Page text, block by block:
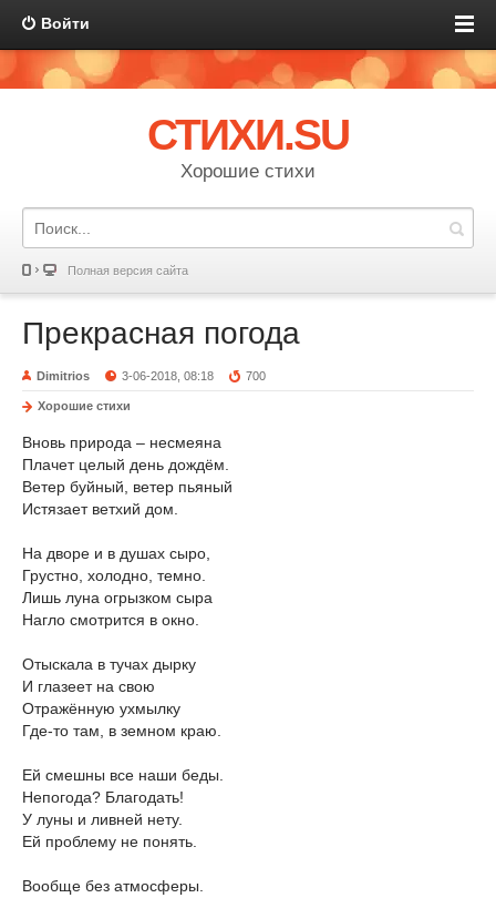
Войти
СТИХИ.SU
Хорошие стихи
Полная версия сайта
Прекрасная погода
Dimitrios 3-06-2018, 08:18 700
Хорошие стихи
Вновь природа – несмеяна
Плачет целый день дождём.
Ветер буйный, ветер пьяный
Истязает ветхий дом.
На дворе и в душах сыро,
Грустно, холодно, темно.
Лишь луна огрызком сыра
Нагло смотрится в окно.
Отыскала в тучах дырку
И глазеет на свою
Отражённую ухмылку
Где-то там, в земном краю.
Ей смешны все наши беды.
Непогода? Благодать!
У луны и ливней нету.
Ей проблему не понять.
Вообще без атмосферы.